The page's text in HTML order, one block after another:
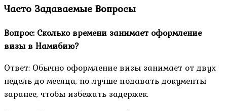
Часто Задаваемые Вопросы
Вопрос: Сколько времени занимает оформление
визы в Намибию?
Ответ: Обычно оформление визы занимает от двух
недель до месяца, но лучше подавать документы
заранее, чтобы избежать задержек.